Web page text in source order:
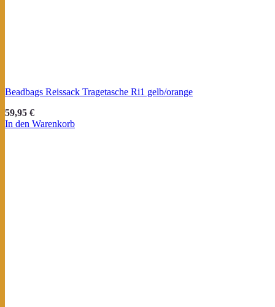
Beadbags Reissack Tragetasche Ri1 gelb/orange
59,95 €
In den Warenkorb